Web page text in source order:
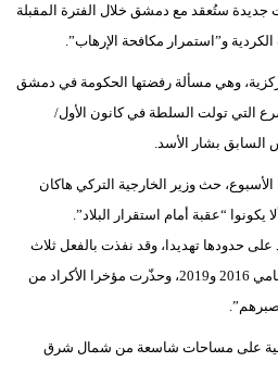
جديدة ستُعقد مع دمشق خلال الفترة المقبلة
و”استمرار مكافحة الإرهاب”.
وهي مسألة رفضتها الحكومة في دمشق
التي تولت السلطة في كانون الأول/
حث وزير الخارجية التركي هاكان
يكونوا “عقبة أمام استقرار البلاد”.
على حدودها تهديدا، وقد نفذت بالفعل ثلاث
عمليات عسكرية في سوريا بين عامي 2016 و2019، وحذّرت مؤخرا الأكراد من
على مساحات شاسعة من شمال شرق